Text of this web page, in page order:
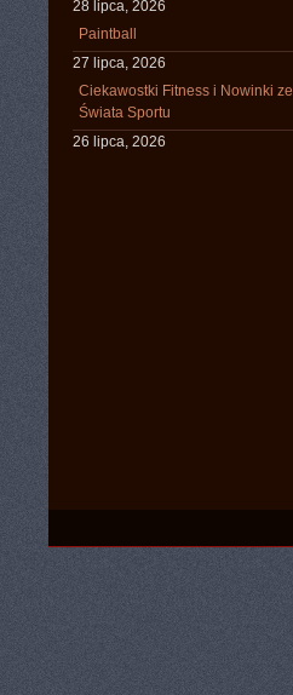
28 lipca, 2026
Paintball
27 lipca, 2026
Ciekawostki Fitness i Nowinki ze
Świata Sportu
26 lipca, 2026